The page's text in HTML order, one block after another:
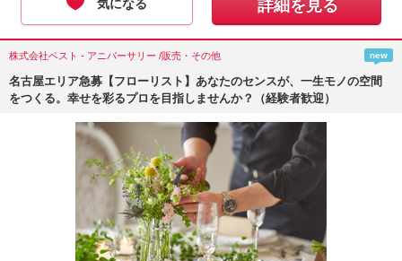
気になる 詳細を見る
株式会社ベスト - アニバーサリー /販売・その他 new
名古屋エリア急募【フローリスト】あなたのセンスが、一生モノの空間
をつくる。幸せを彩るプロを目指しませんか？（経験者歓迎）